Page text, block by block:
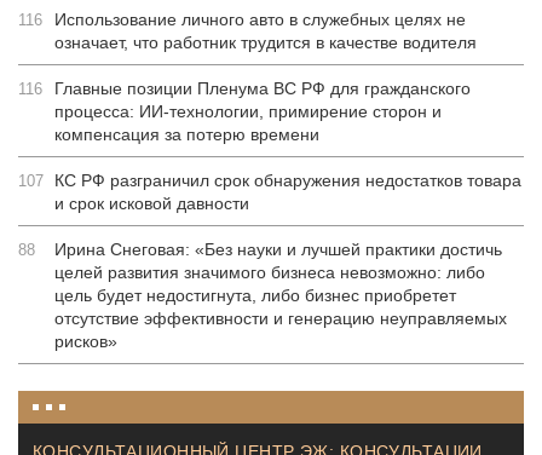
116
Использование личного авто в служебных целях не
означает, что работник трудится в качестве водителя
116
Главные позиции Пленума ВС РФ для гражданского
процесса: ИИ-технологии, примирение сторон и
компенсация за потерю времени
107
КС РФ разграничил срок обнаружения недостатков товара
и срок исковой давности
88
Ирина Снеговая: «Без науки и лучшей практики достичь
целей развития значимого бизнеса невозможно: либо
цель будет недостигнута, либо бизнес приобретет
отсутствие эффективности и генерацию неуправляемых
рисков»